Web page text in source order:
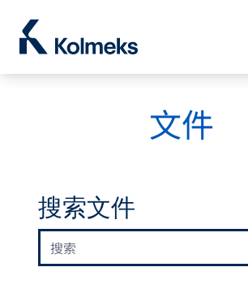
文件
搜索文件